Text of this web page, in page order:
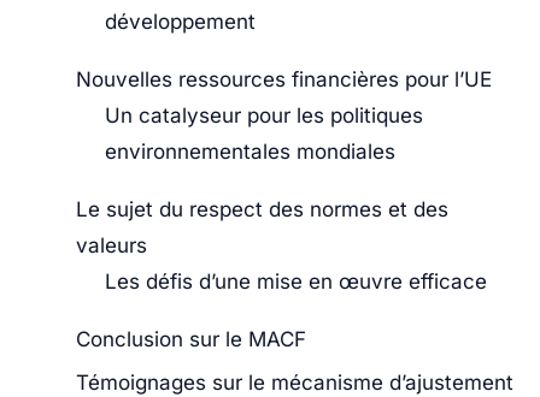
développement
Nouvelles ressources financières pour l’UE
Un catalyseur pour les politiques
environnementales mondiales
Le sujet du respect des normes et des
valeurs
Les défis d’une mise en œuvre efficace
Conclusion sur le MACF
Témoignages sur le mécanisme d’ajustement